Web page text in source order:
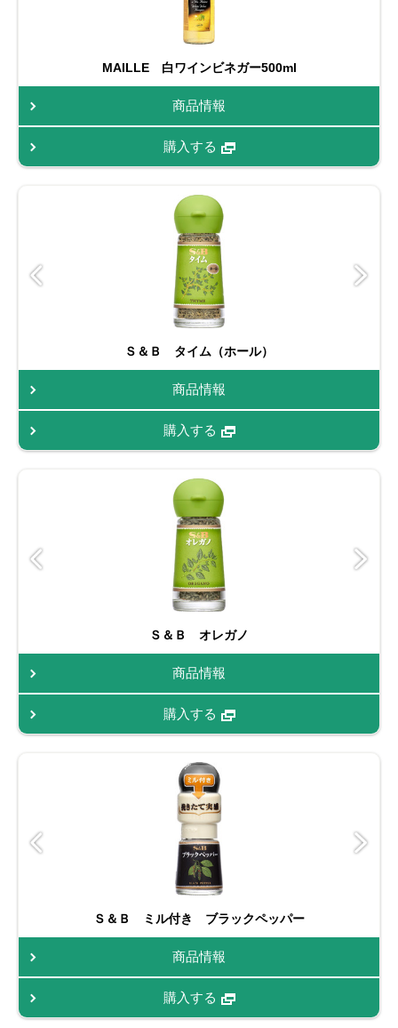
MAILLE 白ワインビネガー500ml
商品情報
購入する
Ｓ＆Ｂ タイム（ホール）
商品情報
購入する
Ｓ＆Ｂ オレガノ
商品情報
購入する
Ｓ＆Ｂ ミル付き ブラックペッパー
商品情報
購入する